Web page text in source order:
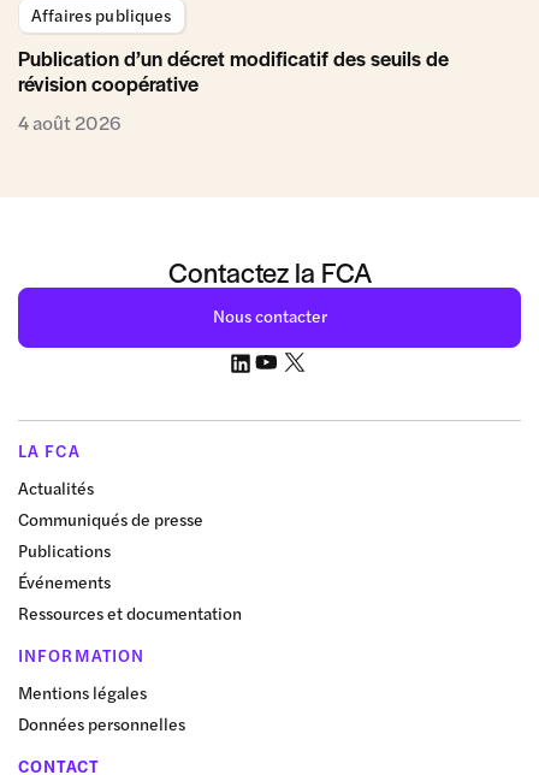
Affaires publiques
Publication d’un décret modificatif des seuils de
révision coopérative
4 août 2026
Contactez la FCA
Nous contacter
LA FCA
Actualités
Communiqués de presse
Publications
Événements
Ressources et documentation
INFORMATION
Mentions légales
Données personnelles
CONTACT